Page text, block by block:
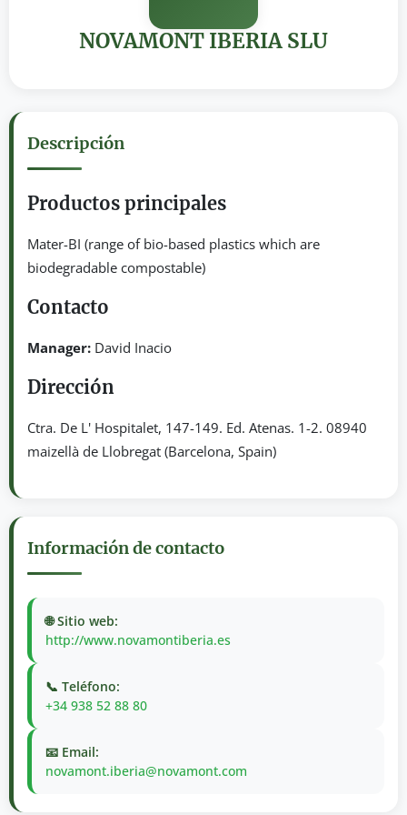
NOVAMONT IBERIA SLU
Descripción
Productos principales
Mater-BI (range of bio-based plastics which are
biodegradable compostable)
Contacto
Manager: David Inacio
Dirección
Ctra. De L' Hospitalet, 147-149. Ed. Atenas. 1-2. 08940
maizellà de Llobregat (Barcelona, Spain)
Información de contacto
🌐 Sitio web:
http://www.novamontiberia.es
📞 Teléfono:
+34 938 52 88 80
📧 Email:
novamont.iberia@novamont.com